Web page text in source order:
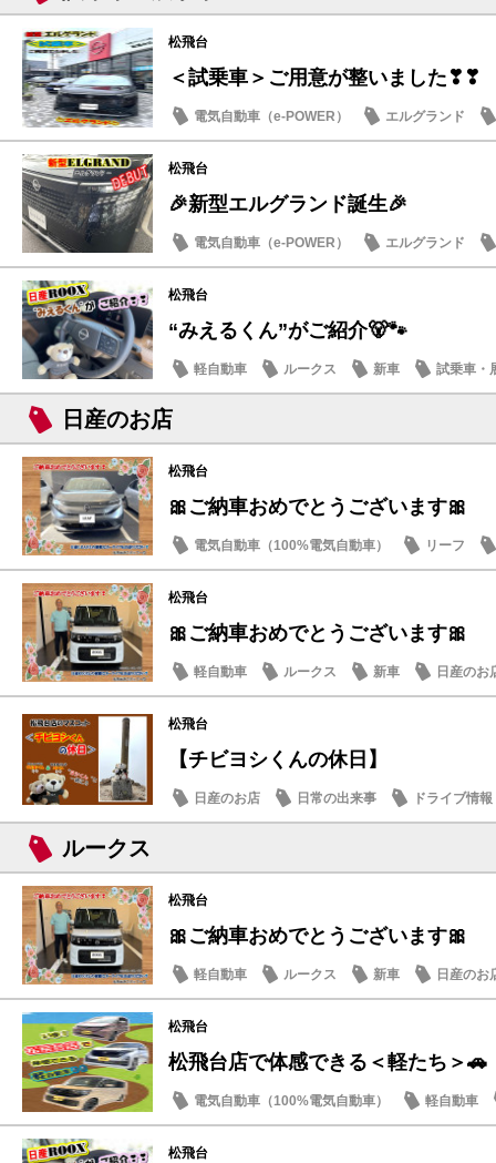
松飛台
＜試乗車＞ご用意が整いました❣❣
電気自動車（e-POWER）
エルグランド
日産のお店
松飛台
🎉新型エルグランド誕生🎉
電気自動車（e-POWER）
エルグランド
日産のお店
松飛台
“みえるくん”がご紹介🐻🐾
軽自動車 ルークス 新車 試乗車・
日産のお店
松飛台
🎀ご納車おめでとうございます🎀
電気自動車（100%電気自動車） リーフ
松飛台
🎀ご納車おめでとうございます🎀
軽自動車 ルークス 新車 日産のお
松飛台
【チビヨシくんの休日】
日産のお店 日常の出来事 ドライブ情報
ルークス
松飛台
🎀ご納車おめでとうございます🎀
軽自動車 ルークス 新車 日産のお
松飛台
松飛台店で体感できる＜軽たち＞🚗
電気自動車（100%電気自動車）
軽自動車
サクラ
松飛台